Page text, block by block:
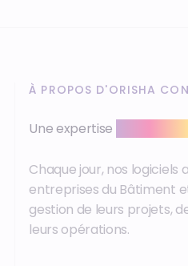
À PROPOS D'ORISHA
Une expertise
Chaque jour, nos
entreprises du Bâtiment
gestion de leurs projets,
leurs opérations.